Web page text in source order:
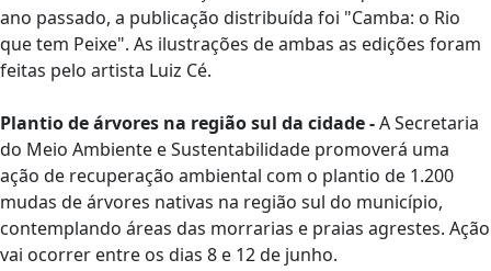
ano passado, a publicação distribuída foi "Camba: o Rio
que tem Peixe". As ilustrações de ambas as edições foram
feitas pelo artista Luiz Cé.
Plantio de árvores na região sul da cidade -A Secretaria
do Meio Ambiente e Sustentabilidade promoverá uma
ação de recuperação ambiental com o plantio de 1.200
mudas de árvores nativas na região sul do município,
contemplando áreas das morrarias e praias agrestes. Ação
vai ocorrer entre os dias 8 e 12 de junho.